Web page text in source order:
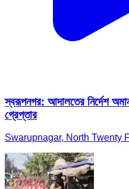
স্বরূপনগর: আদালতের নির্দেশ
গ্রেপ্তার
Swarupnagar, North Twenty